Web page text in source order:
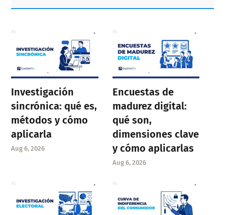
Sidebar
Investigación
sincrónica: qué es,
métodos y cómo
aplicarla
Aug 6, 2026
Encuestas de
madurez digital:
qué son,
dimensiones clave
y cómo aplicarlas
Aug 6, 2026